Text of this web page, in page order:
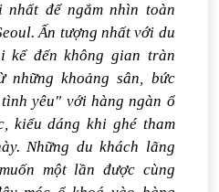
nhất để ngắm nhìn toàn
Ấn tượng nhất với du
kể đến không gian tràn
những khoảng sân, bức
yêu" với hàng ngàn ổ
kiểu dáng khi ghé tham
Những du khách lãng
một lần được cùng